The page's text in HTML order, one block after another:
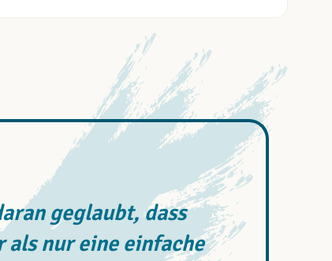
geglaubt, dass
als nur eine einfache